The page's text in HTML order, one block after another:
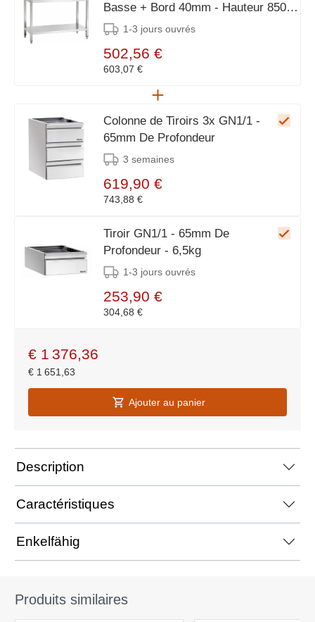
Basse + Bord 40mm - Hauteur 850-
900mm - 1600(L)x700(P)mm
1-3 jours ouvrés
502,56 €
603,07 €
Colonne de Tiroirs 3x GN1/1 -
65mm De Profondeur
3 semaines
619,90 €
743,88 €
Tiroir GN1/1 - 65mm De
Profondeur - 6,5kg
1-3 jours ouvrés
253,90 €
304,68 €
€ 1 376,36
€ 1 651,63
Ajouter au panier
Description
Caractéristiques
Enkelfähig
Produits similaires